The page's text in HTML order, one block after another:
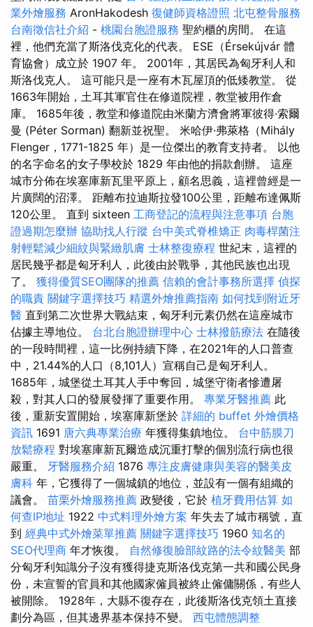
業外燴服務 AronHakodesh 復健師資格證照 北屯整骨服務
台南徵信社介紹 - 桃園台胞證服務 聖約櫃的房間。 在這
裡，他們充當了斯洛伐克化的代表。 ESE（Érsekújvár 體
育協會）成立於 1907 年。 2001年，其居民為匈牙利人和
斯洛伐克人。 這可能只是一座有木瓦屋頂的低矮教堂。 從
1663年開始，土耳其軍官住在修道院裡，教堂被用作倉
庫。 1685年後，教堂和修道院由米蘭方濟會將軍彼得·索爾
曼 (Péter Sorman) 翻新並祝聖。 米哈伊·弗萊格（Mihály
Flenger，1771-1825 年）是一位傑出的教育支持者。 以他
的名字命名的女子學校於 1829 年由他的捐款創辦。 這座
城市分佈在埃塞庫新瓦里平原上，顧名思義，這裡曾經是一
片廣闊的沼澤。 距離布拉迪斯拉發100公里，距離布達佩斯
120公里。 直到 sixteen 工商登記的流程與注意事項 台胞
證過期怎麼辦 協助找人行蹤 台中美式脊椎矯正 肉毒桿菌注
射輕鬆減少細紋與緊緻肌膚 士林整復療程 世紀末，這裡的
居民幾乎都是匈牙利人，此後由於戰爭，其他民族也出現
了。 獲得優質SEO團隊的推薦 信賴的會計事務所選擇 偵探
的職責 關鍵字選擇技巧 精選外燴推薦指南 如何找到附近牙
醫 直到第二次世界大戰結束，匈牙利元素仍然在這座城市
佔據主導地位。 台北台胞證辦理中心 士林撥筋療法 在隨後
的一段時間裡，這一比例持續下降，在2021年的人口普查
中，21.44%的人口（8,101人）宣稱自己是匈牙利人。
1685年，城堡從土耳其人手中奪回，城堡守衛者慘遭屠
殺，對其人口的發展發揮了重要作用。 專業牙醫推薦 此
後，重新安置開始，埃塞庫新堡於 詳細的 buffet 外燴價格
資訊 1691 唐六典專業治療 年獲得集鎮地位。 台中筋膜刀
放鬆療程 對埃塞庫新瓦爾造成沉重打擊的個別流行病也很
嚴重。 牙醫服務介紹 1876 專注皮膚健康與美容的醫美皮
膚科 年，它獲得了一個城鎮的地位，並設有一個有組織的
議會。 苗栗外燴服務推薦 政變後，它於 植牙費用估算 如
何查IP地址 1922 中式料理外燴方案 年失去了城市稱號，直
到 經典中式外燴菜單推薦 關鍵字選擇技巧 1960 知名的
SEO代理商 年才恢復。 自然修復臉部紋路的法令紋醫美 部
分匈牙利知識分子沒有獲得捷克斯洛伐克第一共和國公民身
份，未宣誓的官員和其他國家僱員被終止僱傭關係，有些人
被開除。 1928年，大縣不復存在，此後斯洛伐克領土直接
劃分為區，但其邊界基本保持不變。 西屯體態調整